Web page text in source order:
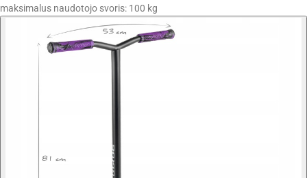
maksimalus naudotojo svoris: 100 kg